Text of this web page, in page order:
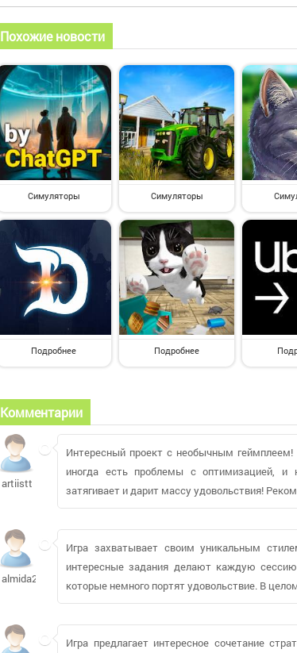
Похожие новости
Симуляторы Симуляторы
Подробнее Подробнее
Комментарии
artiistt
Интересный проект с необычным геймплеем!
иногда есть проблемы с оптимизацией, и
затягивает и дарит массу удовольствия!
almida271
Игра захватывает своим уникальным
интересные задания делают каждую
которые немного портят удовольствие. В
Игра предлагает интересное сочетание